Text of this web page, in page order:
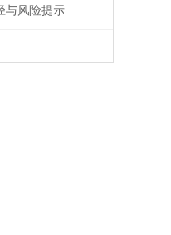
与风险提示